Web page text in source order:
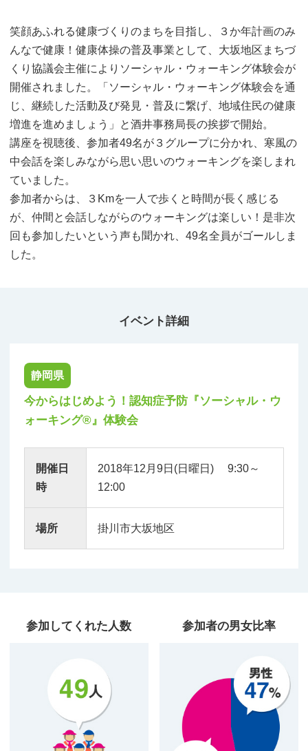
笑顔あふれる健康づくりのまちを目指し、３か年計画のみ
んなで健康！健康体操の普及事業として、大坂地区まちづ
くり協議会主催によりソーシャル・ウォーキング体験会が
開催されました。「ソーシャル・ウォーキング体験会を通
じ、継続した活動及び発見・普及に繋げ、地域住民の健康
増進を進めましょう」と酒井事務局長の挨拶で開始。
講座を視聴後、参加者49名が３グループに分かれ、寒風の
中会話を楽しみながら思い思いのウォーキングを楽しまれ
ていました。
参加者からは、３Kmを一人で歩くと時間が長く感じる
が、仲間と会話しながらのウォーキングは楽しい！是非次
回も参加したいという声も聞かれ、49名全員がゴールしま
した。
イベント詳細
静岡県
今からはじめよう！認知症予防『ソーシャル・ウ
ォーキング®』体験会
開催日
時
2018年12月9日(日曜日) 9:30～
12:00
場所 掛川市大坂地区
参加してくれた人数 参加者の男女比率